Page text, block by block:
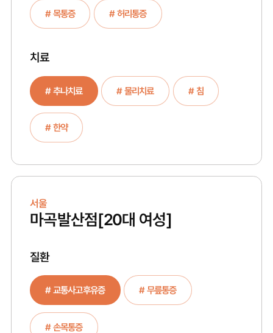
# 목통증 # 허리통증
치료
# 추나치료 # 물리치료 # 침
# 한약
서울
마곡발산점[20대 여성]
질환
# 교통사고후유증 # 무릎통증
# 손목통증